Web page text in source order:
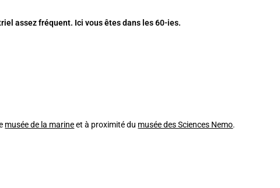
assez fréquent. Ici vous êtes dans les 60-ies.
musée de la marineet à proximité du musée des Sciences Nemo.